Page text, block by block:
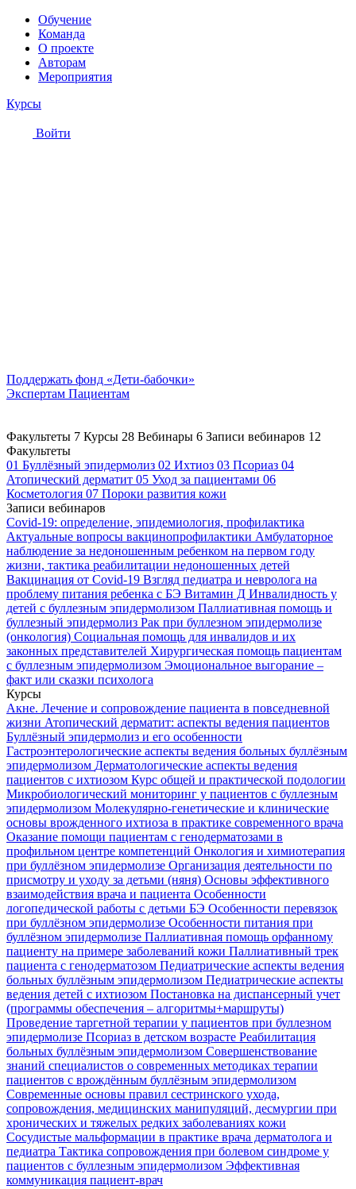
Обучение
Команда
О проекте
Авторам
Мероприятия
Курсы
Войти
Поддержать фонд «Дети-бабочки»
Экспертам Пациентам
Факультеты 7 Курсы 28 Вебинары 6 Записи вебинаров 12
Факультеты
01 Буллёзный эпидермолиз 02 Ихтиоз 03 Псориаз 04
Атопический дерматит 05 Уход за пациентами 06
Косметология 07 Пороки развития кожи
Записи вебинаров
Covid-19: определение, эпидемиология, профилактика
Актуальные вопросы вакцинопрофилактики Амбулаторное
наблюдение за недоношенным ребенком на первом году
жизни, тактика реабилитации недоношенных детей
Вакцинация от Covid-19 Взгляд педиатра и невролога на
проблему питания ребенка с БЭ Витамин Д Инвалидность у
детей с буллезным эпидермолизом Паллиативная помощь и
буллезный эпидермолиз Рак при буллезном эпидермолизе
(онкология) Социальная помощь для инвалидов и их
законных представителей Хирургическая помощь пациентам
с буллезным эпидермолизом Эмоциональное выгорание –
факт или сказки психолога
Курсы
Акне. Лечение и сопровождение пациента в повседневной
жизни Атопический дерматит: аспекты ведения пациентов
Буллёзный эпидермолиз и его особенности
Гастроэнтерологические аспекты ведения больных буллёзным
эпидермолизом Дерматологические аспекты ведения
пациентов с ихтиозом Курс общей и практической подологии
Микробиологический мониторинг у пациентов с буллезным
эпидермолизом Молекулярно-генетические и клинические
основы врожденного ихтиоза в практике современного врача
Оказание помощи пациентам с генодерматозами в
профильном центре компетенций Онкология и химиотерапия
при буллёзном эпидермолизе Организация деятельности по
присмотру и уходу за детьми (няня) Основы эффективного
взаимодействия врача и пациента Особенности
логопедической работы с детьми БЭ Особенности перевязок
при буллёзном эпидермолизе Особенности питания при
буллёзном эпидермолизе Паллиативная помощь орфанному
пациенту на примере заболеваний кожи Паллиативный трек
пациента с генодерматозом Педиатрические аспекты ведения
больных буллёзным эпидермолизом Педиатрические аспекты
ведения детей с ихтиозом Постановка на диспансерный учет
(программы обеспечения – алгоритмы+маршруты)
Проведение таргетной терапии у пациентов при буллезном
эпидермолизе Псориаз в детском возрасте Реабилитация
больных буллёзным эпидермолизом Совершенствование
знаний специалистов о современных методиках терапии
пациентов с врождённым буллёзным эпидермолизом
Современные основы правил сестринского ухода,
сопровождения, медицинских манипуляций, десмургии при
хронических и тяжелых редких заболеваниях кожи
Сосудистые мальформации в практике врача дерматолога и
педиатра Тактика сопровождения при болевом синдроме у
пациентов с буллезным эпидермолизом Эффективная
коммуникация пациент-врач